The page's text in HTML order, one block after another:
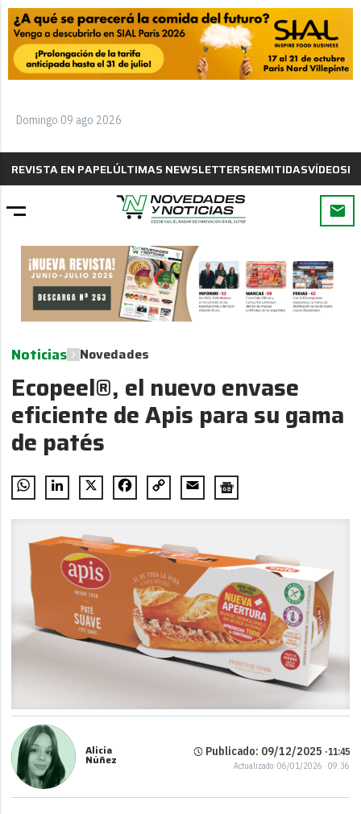
Domingo 09 ago 2026
REVISTA EN PAPELÚLTIMAS NEWSLETTERSREMITIDASVÍDEOS
Noticias Novedades
Ecopeel®, el nuevo envase
eficiente de Apis para su gama
de patés
WhatsAppLinkedIn
X FacebookCopy
Email
Alicia
Núñez
Publicado: 09/12/2025 ·11:45
Actualizado: 06/01/2026 · 09:36